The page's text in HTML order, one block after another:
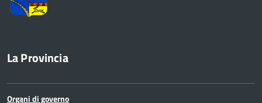
La Provincia
Organi di governo